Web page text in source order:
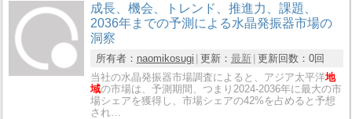
成長、機会、トレンド、推進力、課題、
2036年までの予測による水晶発振器市場の
洞察
所有者： naomikosugi 更新： 最新 更新回数： 0回
当社の水晶発振器市場調査によると、アジア太平洋地
域の市場は、予測期間、つまり2024-2036年に最大の市
場シェアを獲得し、市場シェアの42%を占めると予想
され…